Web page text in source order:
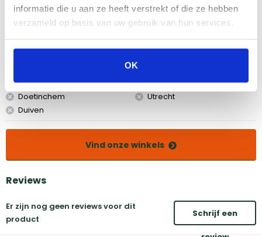
informatie die u aan ze heeft verstrekt of die ze hebben
verzameld op basis van uw gebruik van hun services.
OK
Bekijk dit product in onze winkels
Den Bosch
Doetinchem
Duiven
Naarden
Utrecht
Vind onze winkels
Reviews
Er zijn nog geen reviews voor dit
product
Schrijf een